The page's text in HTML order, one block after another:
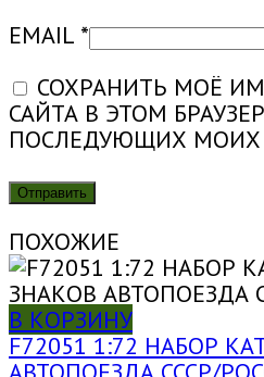
EMAIL *
СОХРАНИТЬ МОЁ
САЙТА В ЭТОМ
ПОСЛЕДУЮЩИХ МОИХ
ПОХОЖИЕ
В КОРЗИНУ
F72051 1:72 НАБОР